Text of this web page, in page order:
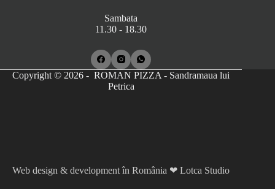
Sambata
11.30 - 18.30
Copyright © 2026 - ROMAN PIZZA - Sandramaua lui
Petrica
Web design & development în România ❤ Lotca Studio